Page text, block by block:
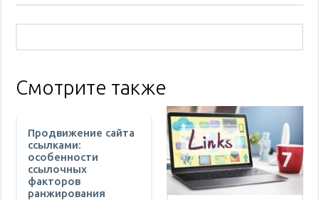
Смотрите также
Продвижение сайта
ссылками:
особенности
ссылочных
факторов
ранжирования